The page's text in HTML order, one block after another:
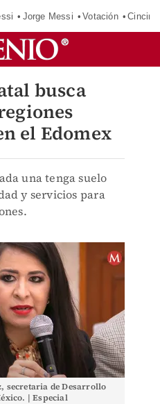
Jorge Messi Votación
busca
el Edomex
una tenga suelo
y servicios para
secretaria de Desarrollo
| Especial